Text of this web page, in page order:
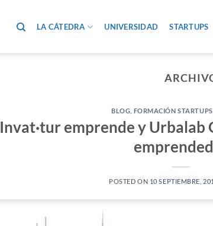
LA CÁTEDRA UNIVERSIDAD STARTUPS
BLOG FORMACIÓN STARTUPS
Invat·tur emprende y Urbalab
POSTED ON 10 SEPTIEMBRE,